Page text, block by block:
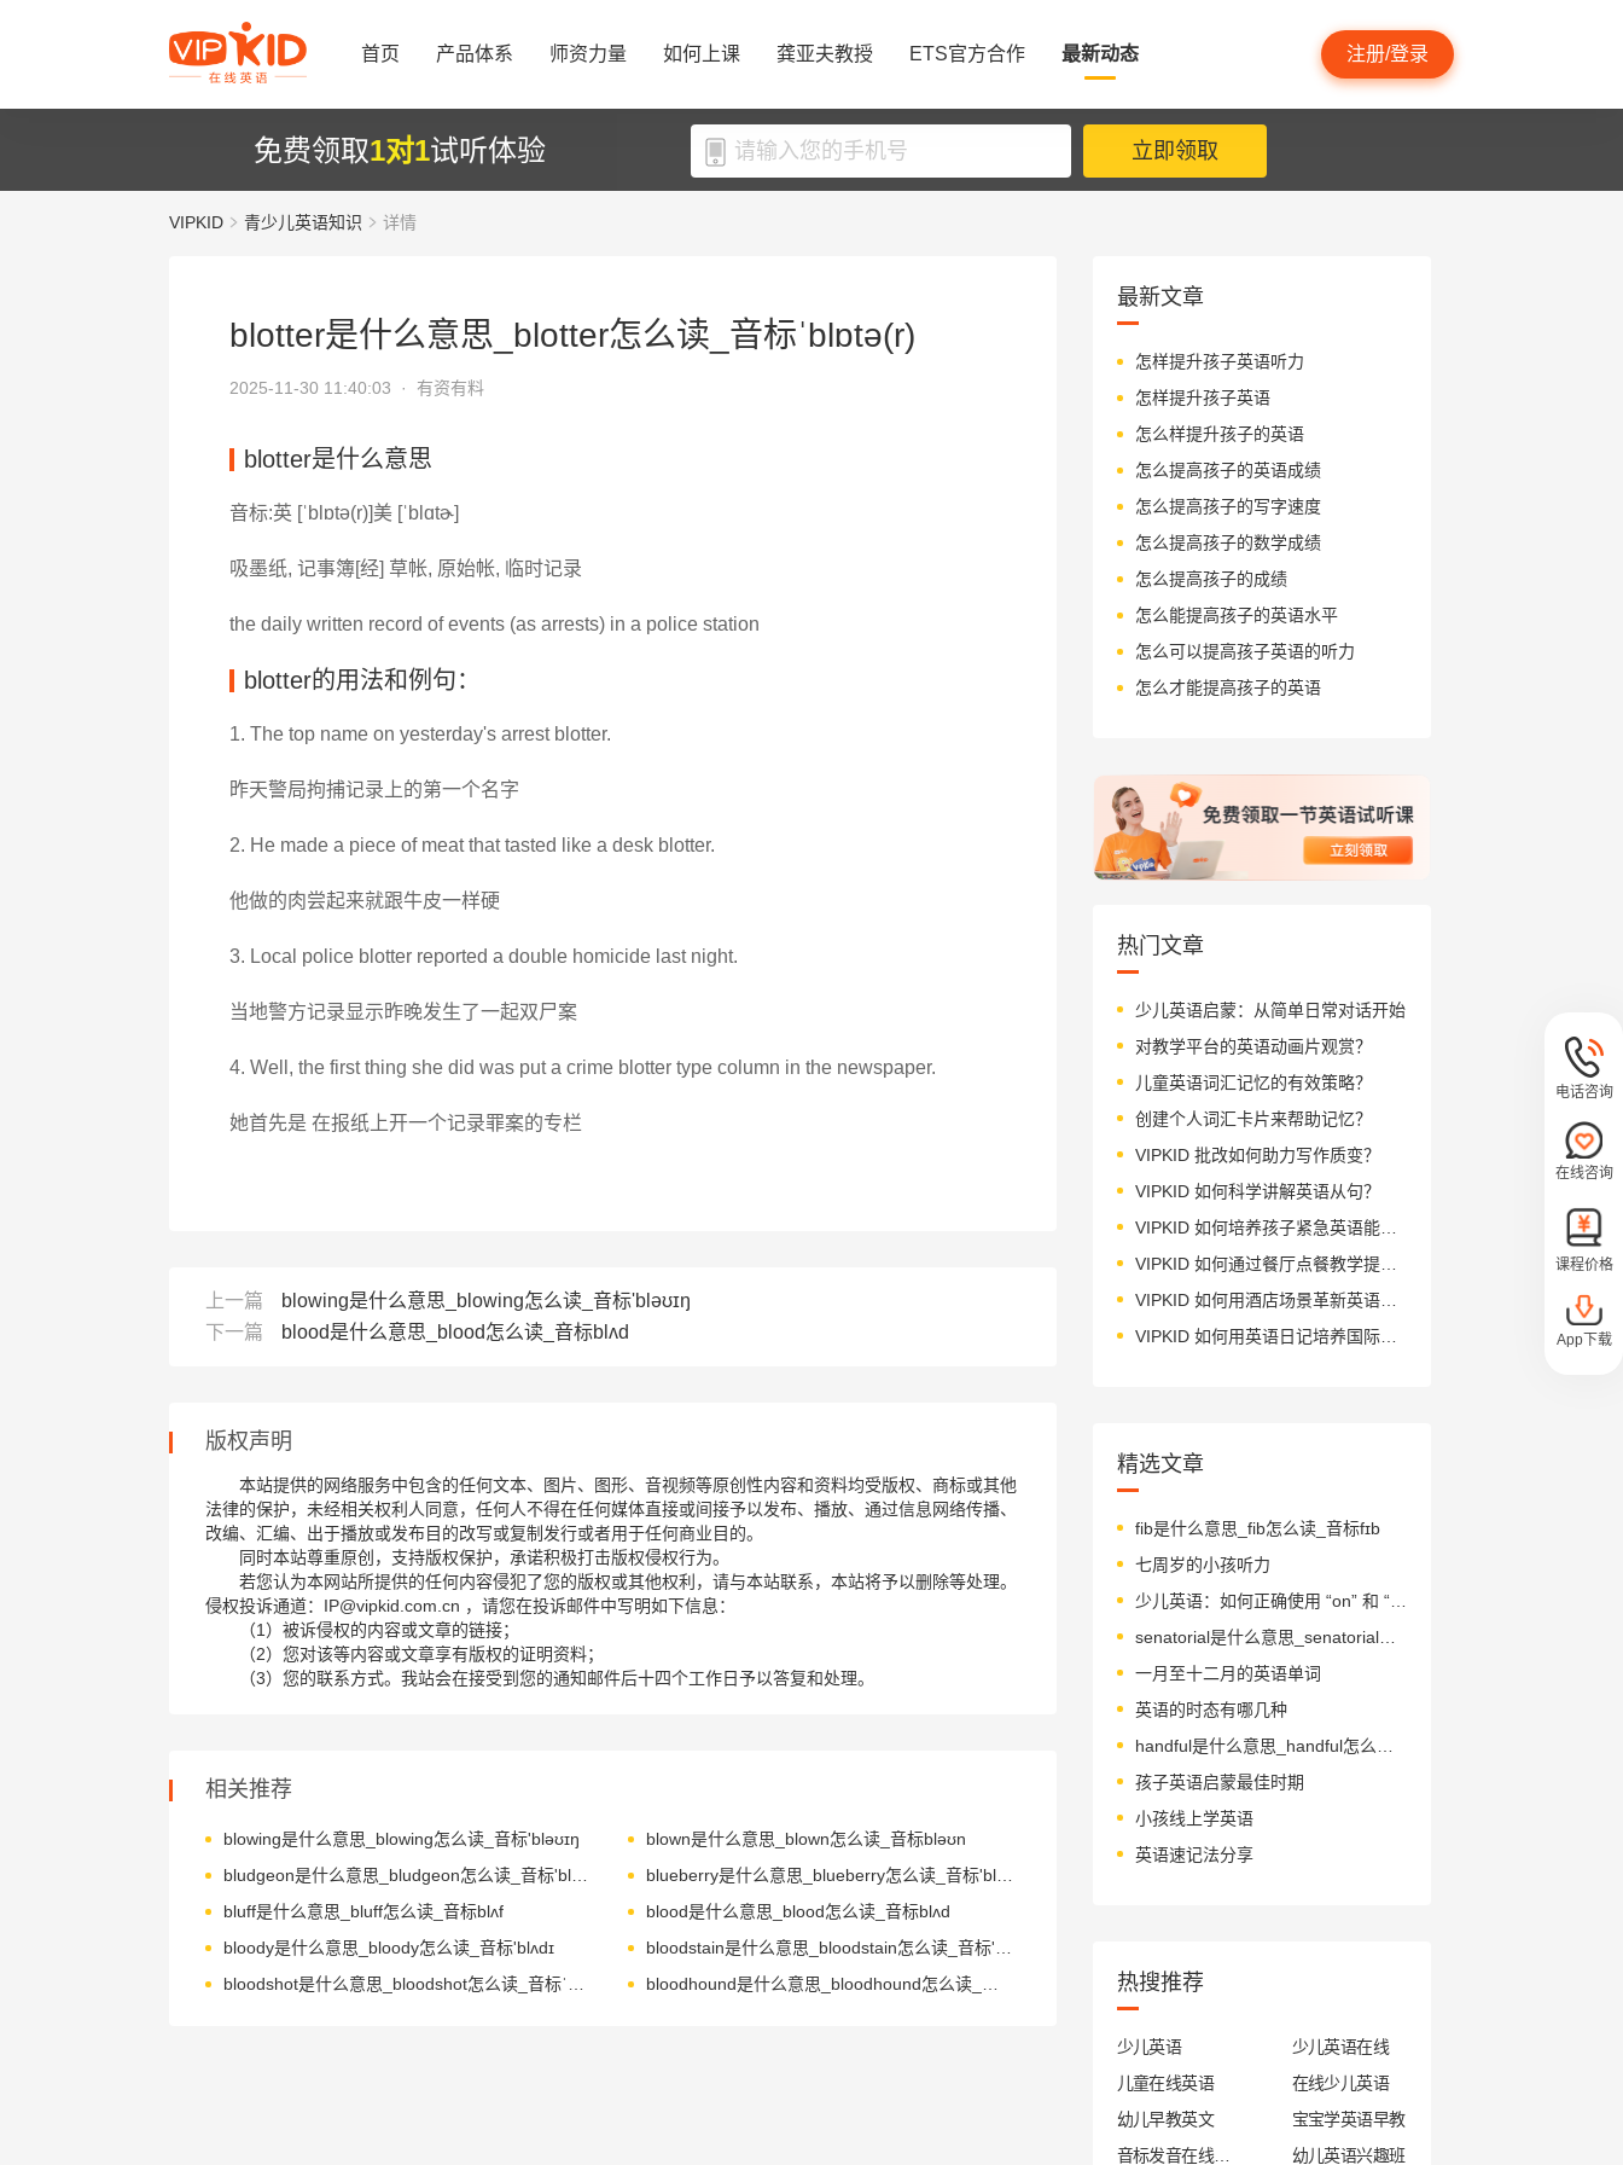
首页 产品体系 师资力量 如何上课 龚亚夫教授 ETS官方合作 最新动态 注册/登录
免费领取1对1试听体验 立即领取
VIPKID 青少儿英语知识 详情
blotter是什么意思_blotter怎么读_音标ˈblɒtə(r)
2025-11-30 11:40:03 · 有资有料
blotter是什么意思
音标:英 [ˈblɒtə(r)]美 [ˈblɑtɚ]
吸墨纸, 记事簿[经] 草帐, 原始帐, 临时记录
the daily written record of events (as arrests) in a police station
blotter的用法和例句：
1. The top name on yesterday's arrest blotter.
昨天警局拘捕记录上的第一个名字
2. He made a piece of meat that tasted like a desk blotter.
他做的肉尝起来就跟牛皮一样硬
3. Local police blotter reported a double homicide last night.
当地警方记录显示昨晚发生了一起双尸案
4. Well, the first thing she did was put a crime blotter type column in the newspaper.
她首先是 在报纸上开一个记录罪案的专栏
上一篇
blowing是什么意思_blowing怎么读_音标'bləʊɪŋ
下一篇
blood是什么意思_blood怎么读_音标blʌd
版权声明
本站提供的网络服务中包含的任何文本、图片、图形、音视频等原创性内容和资料均受版权、商标或其他
法律的保护，未经相关权利人同意，任何人不得在任何媒体直接或间接予以发布、播放、通过信息网络传播、
改编、汇编、出于播放或发布目的改写或复制发行或者用于任何商业目的。
同时本站尊重原创，支持版权保护，承诺积极打击版权侵权行为。
若您认为本网站所提供的任何内容侵犯了您的版权或其他权利，请与本站联系，本站将予以删除等处理。
侵权投诉通道：IP@vipkid.com.cn ，请您在投诉邮件中写明如下信息：
（1）被诉侵权的内容或文章的链接；
（2）您对该等内容或文章享有版权的证明资料；
（3）您的联系方式。我站会在接受到您的通知邮件后十四个工作日予以答复和处理。
相关推荐
blowing是什么意思_blowing怎么读_音标'bləʊɪŋ
blown是什么意思_blown怎么读_音标bləʊn
bludgeon是什么意思_bludgeon怎么读_音标'blʌdʒən
blueberry是什么意思_blueberry怎么读_音标'blu-bərɪ
bluff是什么意思_bluff怎么读_音标blʌf
blood是什么意思_blood怎么读_音标blʌd
bloody是什么意思_bloody怎么读_音标'blʌdɪ
最新文章
怎样提升孩子英语听力
怎样提升孩子英语
怎么样提升孩子的英语
怎么提高孩子的英语成绩
怎么提高孩子的写字速度
怎么提高孩子的数学成绩
怎么提高孩子的成绩
怎么能提高孩子的英语水平
怎么可以提高孩子英语的听力
怎么才能提高孩子的英语
热门文章
少儿英语启蒙：从简单日常对话开始
对教学平台的英语动画片观赏？
儿童英语词汇记忆的有效策略？
创建个人词汇卡片来帮助记忆？
VIPKID 批改如何助力写作质变？
VIPKID 如何科学讲解英语从句？
VIPKID 如何培养孩子紧急英语能力？
VIPKID 如何通过餐厅点餐教学提升少儿英语应用能力？
VIPKID 如何用酒店场景革新英语教学？
VIPKID 如何用英语日记培养国际化人才？
精选文章
fib是什么意思_fib怎么读_音标fɪb
七周岁的小孩听力
senatorial是什么意思_senatorial怎么读_音标ˌsenə'tɔ-rɪəl
一月至十二月的英语单词
英语的时态有哪几种
孩子英语启蒙最佳时期
小孩线上学英语
英语速记法分享
热搜推荐
少儿英语
少儿英语在线
儿童在线英语
在线少儿英语
幼儿早教英文
宝宝学英语早教
幼儿英语兴趣班
电话咨询
在线咨询
课程价格
App下载